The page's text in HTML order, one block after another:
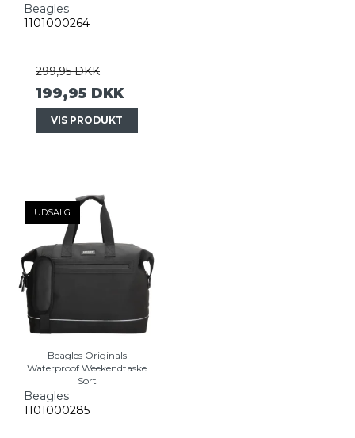
Beagles
1101000264
299,95 DKK
199,95 DKK
VIS PRODUKT
UDSALG
Beagles Originals
Waterproof Weekendtaske
Sort
Beagles
1101000285